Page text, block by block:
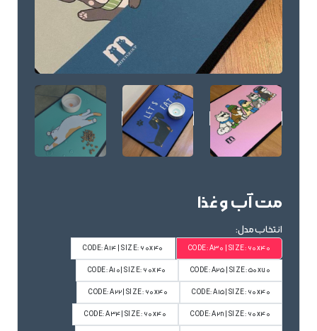
مت آب و غذا
انتخاب مدل:
CODE: A30 | SIZE: 60x40
CODE: A14 | SIZE: 60x40
CODE: A25 | SIZE: 50x70
CODE: A10| SIZE: 60x40
CODE: A15| SIZE: 60x40
CODE: A22| SIZE: 60x40
CODE: A28| SIZE: 60x40
CODE: A34| SIZE: 60x40